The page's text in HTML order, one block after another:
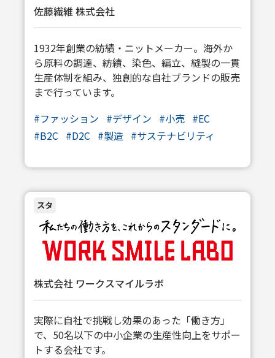
佐藤繊維 株式会社
1932年創業の紡績・ニットメーカー。海外か
ら原料の調達、紡績、染色、編立、縫製の一貫
生産体制を組み、独創的な自社ブランドの販売
まで行っています。
#ファッション #デザイン #小売 #EC
#B2C #D2C #製造 #サステナビリティ
スタ
株式会社 ワークスマイルラボ
実際に自社で挑戦し効果のあった「働き方」
で、50名以下の中小企業の生産性向上をサポー
トする会社です。